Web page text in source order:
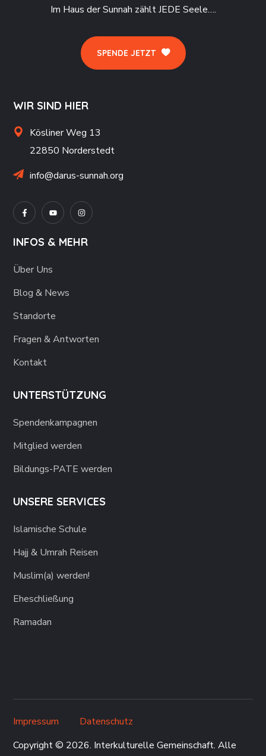
Im Haus der Sunnah zählt JEDE Seele….
SPENDE JETZT
WIR SIND HIER
Kösliner Weg 13
22850 Norderstedt
info@darus-sunnah.org
INFOS & MEHR
Über Uns
Blog & News
Standorte
Fragen & Antworten
Kontakt
UNTERSTÜTZUNG
Spendenkampagnen
Mitglied werden
Bildungs-PATE werden
UNSERE SERVICES
Islamische Schule
Hajj & Umrah Reisen
Muslim(a) werden!
Eheschließung
Ramadan
Impressum
Datenschutz
Copyright © 2026. Interkulturelle Gemeinschaft. Alle